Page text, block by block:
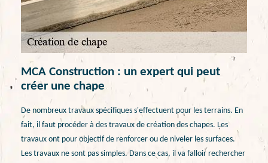
MCA Construction : un expert qui peut
créer une chape
De nombreux travaux spécifiques s'effectuent pour les terrains. En
fait, il faut procéder à des travaux de création des chapes. Les
travaux ont pour objectif de renforcer ou de niveler les surfaces.
Les travaux ne sont pas simples. Dans ce cas, il va falloir rechercher